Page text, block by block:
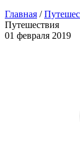
Главная /
Путешествия
01 февраля 2019